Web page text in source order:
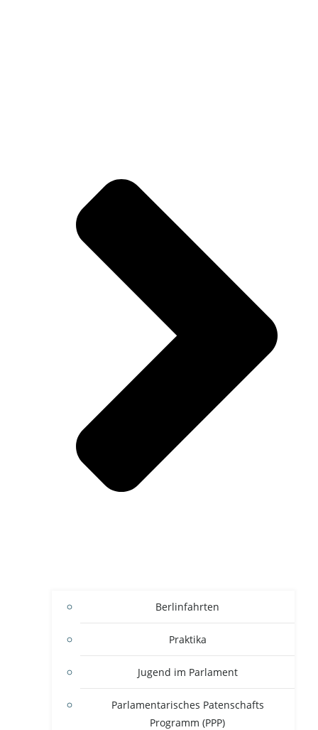
Berlinfahrten
Praktika
Jugend im Parlament
Parlamentarisches Patenschafts
Programm (PPP)